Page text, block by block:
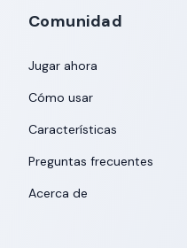
Comunidad
Jugar ahora
Cómo usar
Características
Preguntas frecuentes
Acerca de